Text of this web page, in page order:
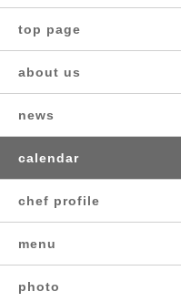
top page
about us
news
calendar
chef profile
menu
photo